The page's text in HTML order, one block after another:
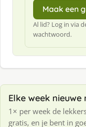
Maak een
Al lid? Log in via
wachtwoord.
Elke week
1× per week de
gratis, en je bent in